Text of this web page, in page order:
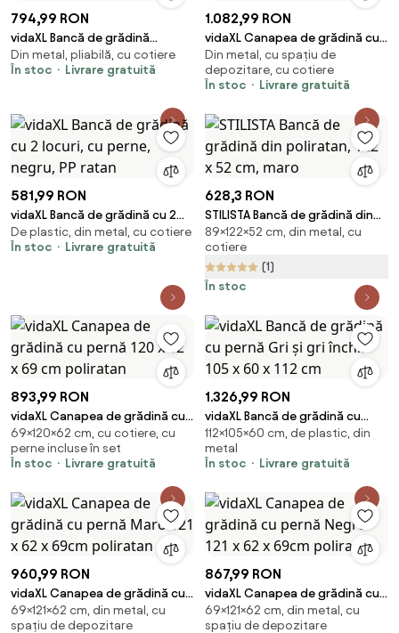
794,99 RON
vidaXL Bancă de grădină
rabatabilă cu perne, negru,
poliratan
Din metal, pliabilă, cu cotiere
În stoc
Livrare gratuită
1.082,99 RON
vidaXL Canapea de grădină cu
2 locuri, măsuță de ceai, maro,
poliratan
Din metal, cu spațiu de
depozitare, cu cotiere
În stoc
Livrare gratuită
581,99 RON
vidaXL Bancă de grădină cu 2
locuri, cu perne, negru, PP ratan
De plastic, din metal, cu cotiere
În stoc
Livrare gratuită
628,3 RON
STILISTA Bancă de grădină din
poliratan, 122 x 52 cm, maro
89×122×52 cm, din metal, cu
cotiere
(1)
În stoc
893,99 RON
vidaXL Canapea de grădină cu
pernă 120 x 62 x 69 cm
poliratan
69×120×62 cm, cu cotiere, cu
perne incluse în set
În stoc
Livrare gratuită
1.326,99 RON
vidaXL Bancă de grădină cu
pernă Gri și gri închis 105 x 60 x
112 cm
112×105×60 cm, de plastic, din
metal
În stoc
Livrare gratuită
960,99 RON
vidaXL Canapea de grădină cu
pernă Maro 121 x 62 x 69cm
poliratan
69×121×62 cm, din metal, cu
spațiu de depozitare
867,99 RON
vidaXL Canapea de grădină cu
pernă Negru 121 x 62 x 69cm
poliratan
69×121×62 cm, din metal, cu
spațiu de depozitare